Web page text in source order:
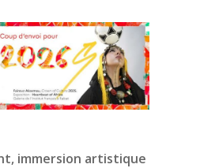
immersion artistique